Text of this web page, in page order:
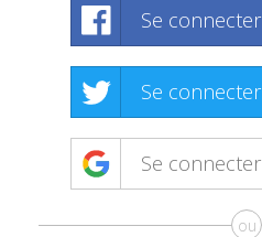
Se
Se
Se
ou